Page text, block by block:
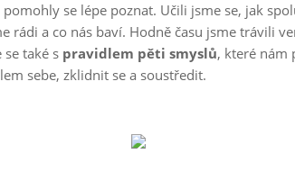
se lépe poznat. Učili jsme se, jak
rádi a co nás baví. Hodně času jsme trávili
se také s pravidlem pěti smyslů, které nám
sebe, zklidnit se a soustředit.